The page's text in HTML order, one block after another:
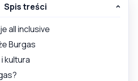
Spis treści
all inclusive
Burgas
kultura